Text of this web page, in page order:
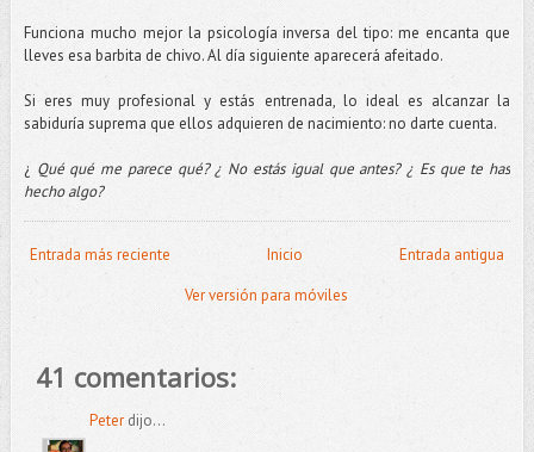
Funciona mucho mejor la psicología inversa del tipo: me encanta que
lleves esa barbita de chivo. Al día siguiente aparecerá afeitado.
Si eres muy profesional y estás entrenada, lo ideal es alcanzar la
sabiduría suprema que ellos adquieren de nacimiento: no darte cuenta.
¿ Qué qué me parece qué? ¿ No estás igual que antes? ¿ Es que te has
hecho algo?
Entrada más reciente Entrada antigua
Inicio
Ver versión para móviles
41 comentarios:
Peterdijo...